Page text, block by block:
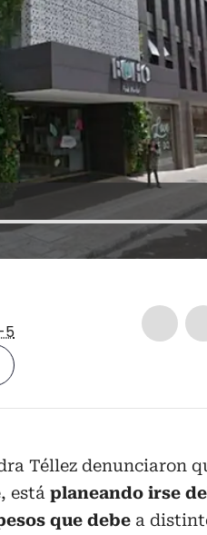
5
Téllez denunciaron
está planeando irse
que debe a